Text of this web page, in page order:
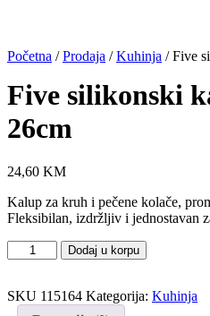
Početna /Prodaja /Kuhinja / Five
Five silikonski
26cm
24,60 KM
Kalup za kruh i pečene kolače,
Fleksibilan, izdržljiv i jednostavan
Five
silikonski
loaf
Dodaj u korpu
SKU 115164 Kategorija: Kuhinja